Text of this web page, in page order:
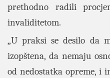
prethodno radili
invaliditetom.
„U praksi se desilo da
izopštena, da nemaju
od nedostatka opreme, i